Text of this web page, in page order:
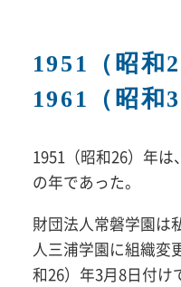
1951（昭和
1961（昭和
1951（昭和26）年
の年であった。
財団法人常磐学園は
人三浦学園に組織変
和26）年3月8日付け